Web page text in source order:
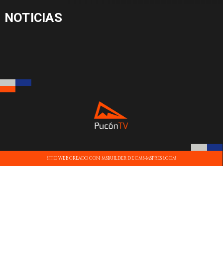
NOTICIAS
SITIO WEB CREADO CON MSBUILDER DE CMS-MSPRESS.COM